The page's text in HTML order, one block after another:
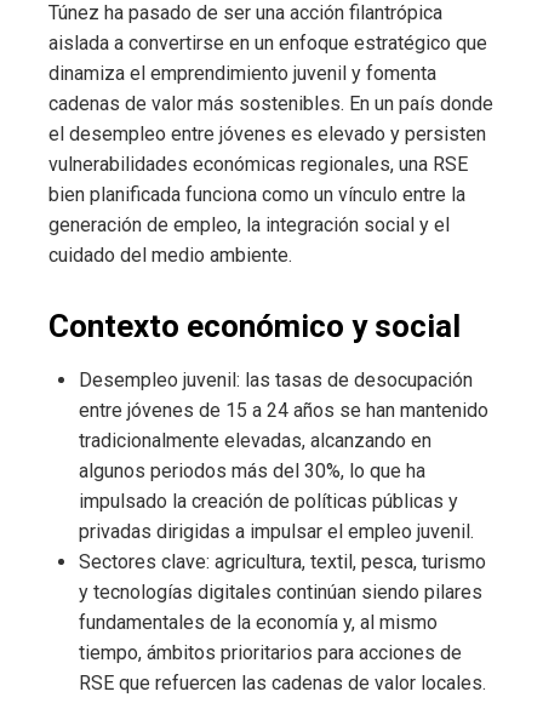
Túnez ha pasado de ser una acción filantrópica
aislada a convertirse en un enfoque estratégico que
dinamiza el emprendimiento juvenil y fomenta
cadenas de valor más sostenibles. En un país donde
el desempleo entre jóvenes es elevado y persisten
vulnerabilidades económicas regionales, una RSE
bien planificada funciona como un vínculo entre la
generación de empleo, la integración social y el
cuidado del medio ambiente.
Contexto económico y social
Desempleo juvenil: las tasas de desocupación
entre jóvenes de 15 a 24 años se han mantenido
tradicionalmente elevadas, alcanzando en
algunos periodos más del 30%, lo que ha
impulsado la creación de políticas públicas y
privadas dirigidas a impulsar el empleo juvenil.
Sectores clave: agricultura, textil, pesca, turismo
y tecnologías digitales continúan siendo pilares
fundamentales de la economía y, al mismo
tiempo, ámbitos prioritarios para acciones de
RSE que refuercen las cadenas de valor locales.